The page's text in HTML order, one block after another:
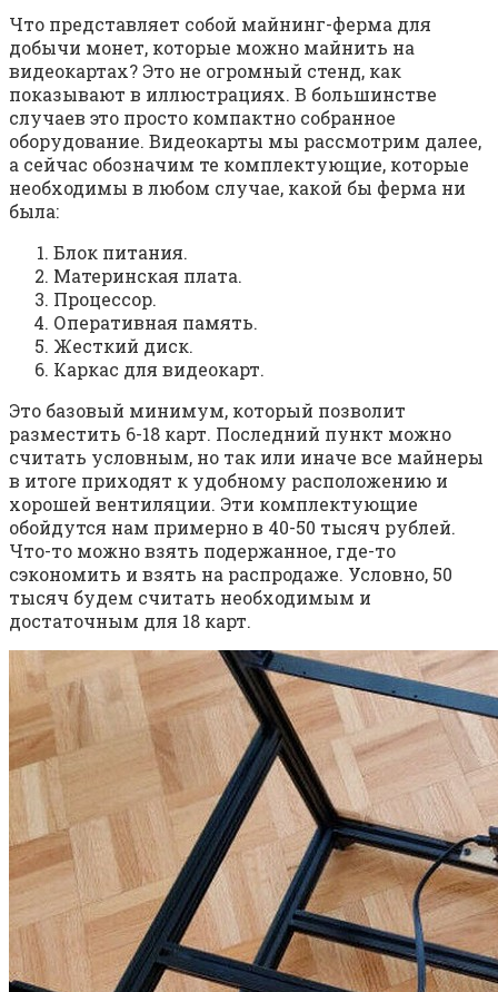
Что представляет собой майнинг-ферма для
добычи монет, которые можно майнить на
видеокартах? Это не огромный стенд, как
показывают в иллюстрациях. В большинстве
случаев это просто компактно собранное
оборудование. Видеокарты мы рассмотрим далее,
а сейчас обозначим те комплектующие, которые
необходимы в любом случае, какой бы ферма ни
была:
Блок питания.
Материнская плата.
Процессор.
Оперативная память.
Жесткий диск.
Каркас для видеокарт.
Это базовый минимум, который позволит
разместить 6-18 карт. Последний пункт можно
считать условным, но так или иначе все майнеры
в итоге приходят к удобному расположению и
хорошей вентиляции. Эти комплектующие
обойдутся нам примерно в 40-50 тысяч рублей.
Что-то можно взять подержанное, где-то
сэкономить и взять на распродаже. Условно, 50
тысяч будем считать необходимым и
достаточным для 18 карт.